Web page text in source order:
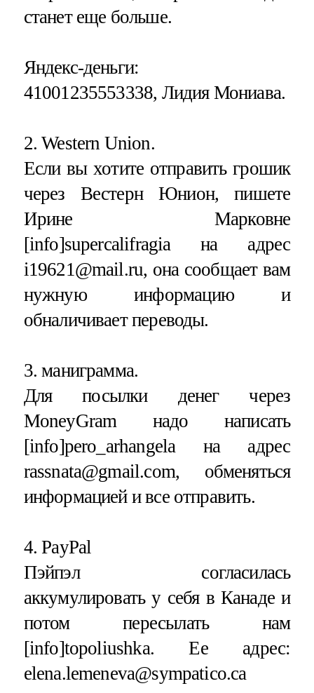
станет еще больше.
Яндекс-деньги:
41001235553338, Лидия Мониава.
2. Western Union.
Если вы хотите отправить грошик
через Вестерн Юнион, пишете
Ирине Марковне
[info]supercalifragia на адрес
i19621@mail.ru, она сообщает вам
нужную информацию и
обналичивает переводы.
3. маниграмма.
Для посылки денег через
MoneyGram надо написать
[info]pero_arhangela на адрес
rassnata@gmail.com, обменяться
информацией и все отправить.
4. PayPal
Пэйпэл согласилась
аккумулировать у себя в Канаде и
потом пересылать нам
[info]topoliushka. Ее адрес:
elena.lemeneva@sympatico.ca